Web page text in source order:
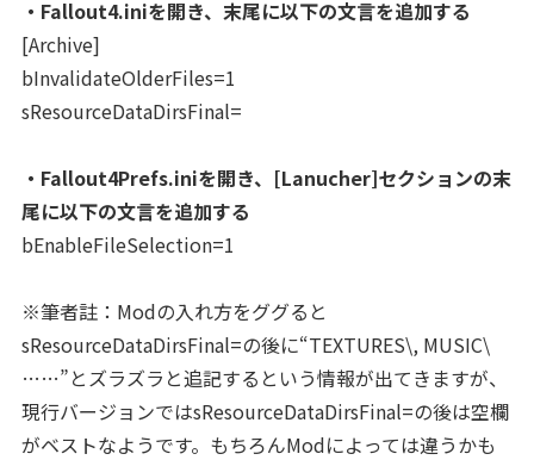
・Fallout4.iniを開き、末尾に以下の文言を追加する
[Archive]
bInvalidateOlderFiles=1
sResourceDataDirsFinal=
・Fallout4Prefs.iniを開き、[Lanucher]セクションの末
尾に以下の文言を追加する
bEnableFileSelection=1
※筆者註：Modの入れ方をググると
sResourceDataDirsFinal=の後に“TEXTURES\, MUSIC\
……”とズラズラと追記するという情報が出てきますが、
現行バージョンではsResourceDataDirsFinal=の後は空欄
がベストなようです。もちろんModによっては違うかも